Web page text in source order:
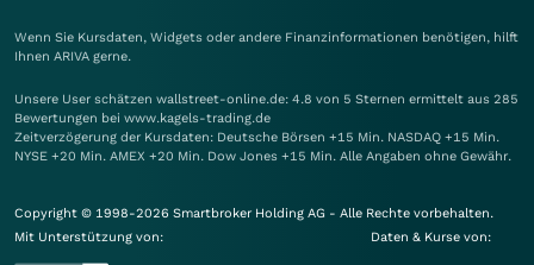
Wenn Sie Kursdaten, Widgets oder andere Finanzinformationen benötigen, hilft
Ihnen ARIVA gerne.
Unsere User schätzen wallstreet-online.de: 4.8 von 5 Sternen ermittelt aus 285
Bewertungen bei www.kagels-trading.de
Zeitverzögerung der Kursdaten: Deutsche Börsen +15 Min. NASDAQ +15 Min.
NYSE +20 Min. AMEX +20 Min. Dow Jones +15 Min. Alle Angaben ohne Gewähr.
Copyright © 1998-2026 Smartbroker Holding AG - Alle Rechte vorbehalten.
Mit Unterstützung von:
Daten & Kurse von: